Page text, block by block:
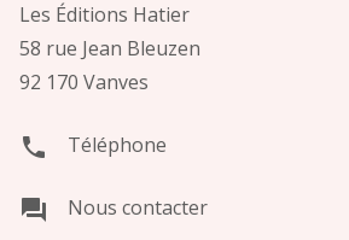
Les Éditions Hatier
58 rue Jean Bleuzen
92 170 Vanves
phone Téléphone
question_answer Nous contacter